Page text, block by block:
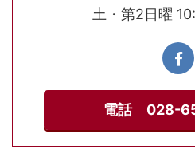
土・第2日曜
電話 028-